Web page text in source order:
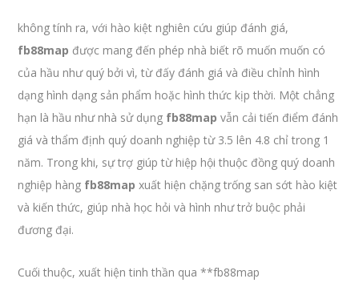
không tính ra, với hào kiệt nghiên cứu giúp đánh giá,
fb88map được mang đến phép nhà biết rõ muốn muốn có
của hầu như quý bởi vì, từ đấy đánh giá và điều chỉnh hình
dạng hình dạng sản phẩm hoặc hình thức kịp thời. Một chẳng
hạn là hầu như nhà sử dụng fb88map vẫn cải tiến điểm đánh
giá và thẩm định quý doanh nghiệp từ 3.5 lên 4.8 chỉ trong 1
năm. Trong khi, sự trợ giúp từ hiệp hội thuộc đồng quý doanh
nghiệp hàng fb88map xuất hiện chặng trống san sớt hào kiệt
và kiến thức, giúp nhà học hỏi và hình như trở buộc phải
đương đại.
Cuối thuộc, xuất hiện tinh thần qua **fb88map